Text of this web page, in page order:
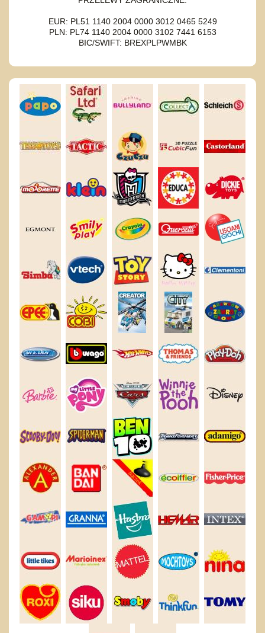
EUR: PL51 1140 2004 0000 3012 0465 5249
PLN: PL74 1140 2004 0000 3102 7441 6153
BIC/SWIFT: BREXPLPWMBK